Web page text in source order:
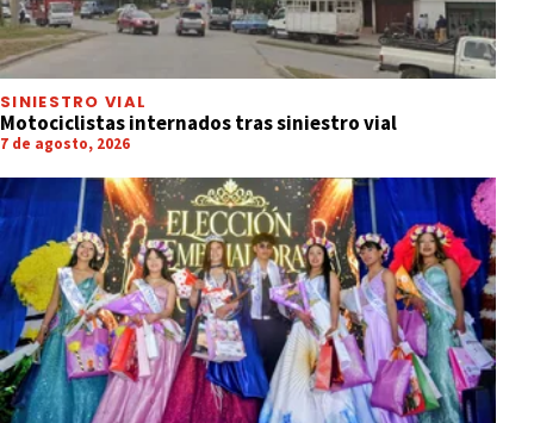
SINIESTRO VIAL
Motociclistas internados tras siniestro vial
7 de agosto, 2026